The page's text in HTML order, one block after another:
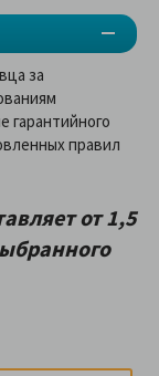
за
гарантийного
правил
от 1,5